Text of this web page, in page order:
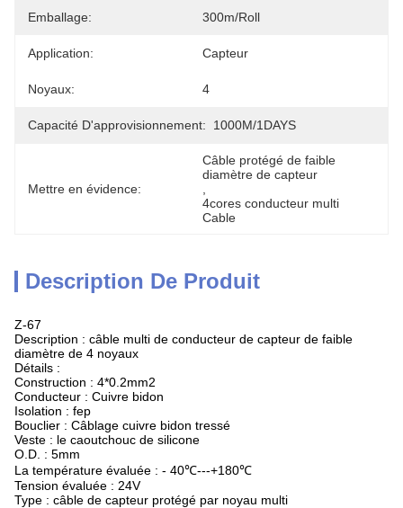
Emballage: 300m/roll
Application: Capteur
Noyaux: 4
Capacité D'approvisionnement: 1000M/1DAYS
Mettre en évidence:
Câble protégé de faible
diamètre de capteur
4cores conducteur multi
Cable
Description De Produit
Z-67
Description : câble multi de conducteur de capteur de faible
diamètre de 4 noyaux
Détails :
Construction : 4*0.2mm2
Conducteur : Cuivre bidon
Isolation : fep
Bouclier : Câblage cuivre bidon tressé
Veste : le caoutchouc de silicone
O.D. : 5mm
La température évaluée : - 40℃---+180℃
Tension évaluée : 24V
Type : câble de capteur protégé par noyau multi